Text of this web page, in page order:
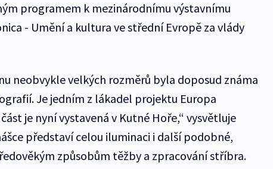
programem k mezinárodnímu výstavnímu
- Umění a kultura ve střední Evropě za vlády
neobvykle velkých rozměrů byla doposud známa
Je jedním z lákadel projektu Europa
je nyní vystavená v Kutné Hoře,“ vysvětluje
představí celou iluminaci i další podobné,
způsobům těžby a zpracování stříbra.